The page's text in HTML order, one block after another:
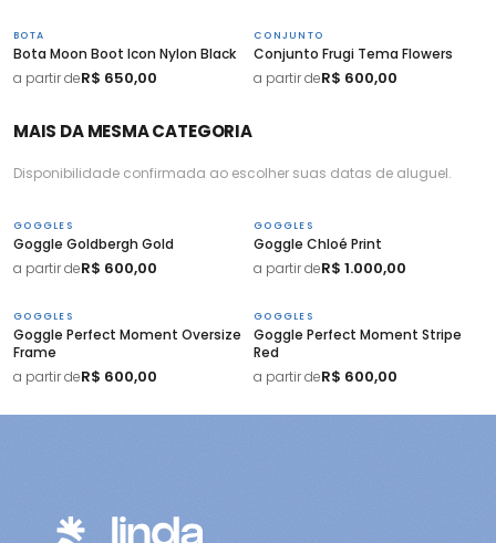
BOTA
Bota Moon Boot Icon Nylon Black
a partir deR$ 650,00
CONJUNTO
Conjunto Frugi Tema Flowers
a partir deR$ 600,00
MAIS DA MESMA CATEGORIA
Disponibilidade confirmada ao escolher suas datas de aluguel.
GOGGLES
Goggle Goldbergh Gold
a partir deR$ 600,00
GOGGLES
Goggle Chloé Print
a partir deR$ 1.000,00
GOGGLES
Goggle Perfect Moment Oversize
Frame
a partir deR$ 600,00
GOGGLES
Goggle Perfect Moment Stripe
Red
a partir deR$ 600,00